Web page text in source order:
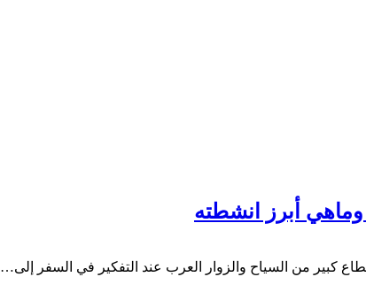
أبرز انشطته
كبير من السياح والزوار العرب عند التفكير في السفر إلى…